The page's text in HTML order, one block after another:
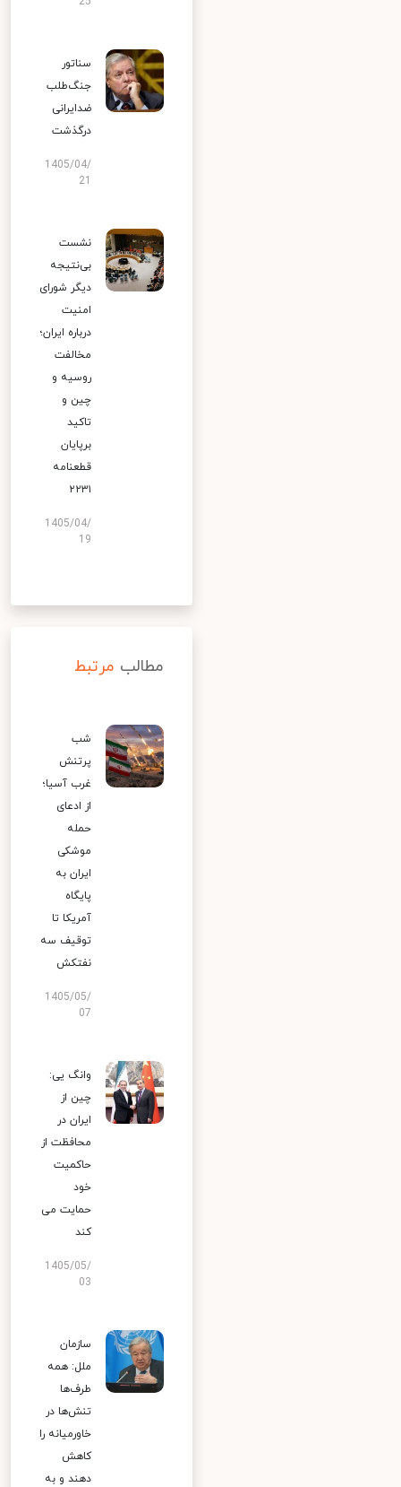
سناتور
جنگ‌طلب
ضدایرانی
درگذشت
1405/04/
نشست
بی‌نتیجه
دیگر شورای
امنیت
درباره ایران؛
مخالفت
روسیه و
چین و
تاکید
برپایان
قطعنامه
۲۲۳۱
1405/04/
19
مطالب مرتبط
شب
پرتنش
غرب آسیا؛
از ادعای
حمله
موشکی
ایران به
پایگاه
آمریکا تا
توقیف سه
نفتکش
1405/05/
07
وانگ یی:
چین از
ایران در
محافظت از
حاکمیت
خود
حمایت می
کند
1405/05/
03
سازمان
ملل: همه
طرف‌ها
تنش‌ها در
خاورمیانه را
کاهش
دهند و به